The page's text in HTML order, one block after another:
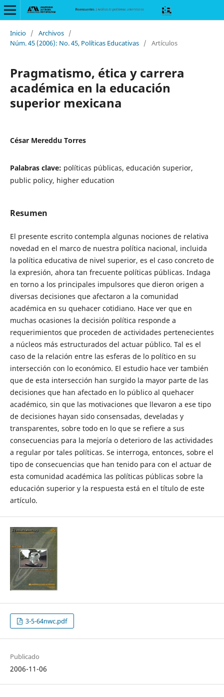
Inicio / Archivos /
Núm. 45 (2006): No. 45, Políticas Educativas / Artículos
Pragmatismo, ética y carrera
académica en la educación
superior mexicana
César Mereddu Torres
Palabras clave: políticas públicas, educación superior,
public policy, higher education
Resumen
El presente escrito contempla algunas nociones de relativa
novedad en el marco de nuestra política nacional, incluida
la política educativa de nivel superior, es el caso concreto de
la expresión, ahora tan frecuente políticas públicas. Indaga
en torno a los principales impulsores que dieron origen a
diversas decisiones que afectaron a la comunidad
académica en su quehacer cotidiano. Hace ver que en
muchas ocasiones la decisión política responde a
requerimientos que proceden de actividades pertenecientes
a núcleos más estructurados del actuar público. Tal es el
caso de la relación entre las esferas de lo político en su
intersección con lo económico. El estudio hace ver también
que de esta intersección han surgido la mayor parte de las
decisiones que han afectado en lo público al quehacer
académico, sin que las motivaciones que llevaron a ese tipo
de decisiones hayan sido consensadas, develadas y
transparentes, sobre todo en lo que se refiere a sus
consecuencias para la mejoría o deterioro de las actividades
a regular por tales políticas. Se interroga, entonces, sobre el
tipo de consecuencias que han tenido para con el actuar de
esta comunidad académica las políticas públicas sobre la
educación superior y la respuesta está en el título de este
artículo.
3-5-64nwc.pdf
Publicado
2006-11-06